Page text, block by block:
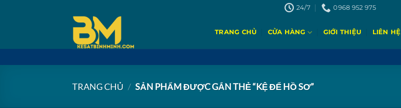
24/7 0968 952 975
TRANG CHỦ CỬA HÀNG GIỚI THIỆU LIÊN HỆ
TRANG CHỦ / SẢN PHẨM ĐƯỢC GẮN THẺ “KỆ ĐỂ HỒ SƠ”